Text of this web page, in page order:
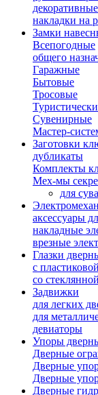
накладки на
Замки
Всепогодные
общего
Гаражные
Бытовые
Тросовые
Сувенирные
Мастер-
Заготовки
дубликаты
Комплекты
Мех-мы
для
аксессуары
накладные
врезные
Глазки
с
со
Задвижки
для легких
для
девиаторы
Упоры
Дверные
Дверные
Дверные
Дверные